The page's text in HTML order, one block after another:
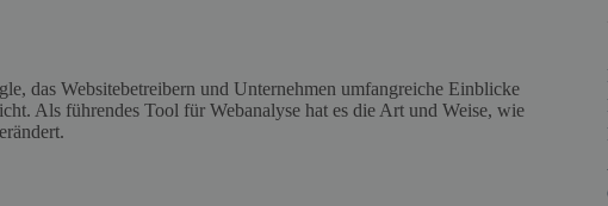
das Websitebetreibern und Unternehmen umfangreiche Einblicke
Als führendes Tool für Webanalyse hat es die Art und Weise, wie